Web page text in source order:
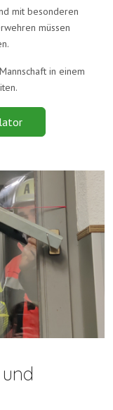
mit besonderen
müssen
in einem